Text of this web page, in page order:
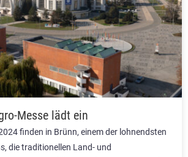
Messe lädt ein
finden in Brünn, einem der lohnendsten
die traditionellen Land- und